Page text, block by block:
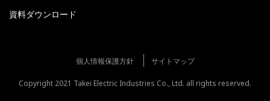
資料ダウンロード
個人情報保護方針 サイトマップ
Copyright 2021 Takei Electric Industries Co., Ltd. all rights reserved.